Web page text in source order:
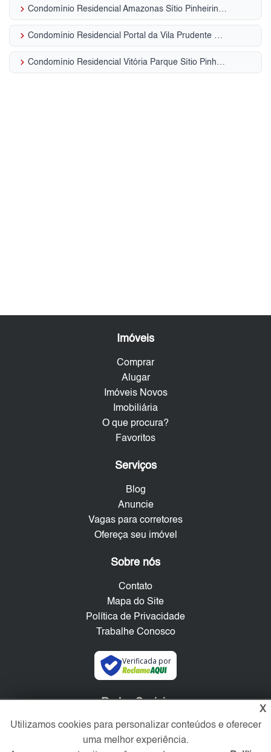
keyboard_arrow_right Condomínio Residencial Amazonas Sítio Pinheirinho
keyboard_arrow_right Condomínio Residencial Portal da Vila Prudente Sítio Pinheirinho
keyboard_arrow_right Condomínio Residencial Vitória Parque Sítio Pinheirinho
Imóveis
Comprar
Alugar
Imóveis Novos
Imobiliária
O que procura?
Favoritos
Serviços
Blog
Anuncie
Vagas para corretores
Ofereça seu imóvel
Sobre nós
Contato
Mapa do Site
Política de Privacidade
Trabalhe Conosco
Verificada por
Redes Sociais
X
Utilizamos cookies para personalizar conteúdos e oferecer
uma melhor experiência.